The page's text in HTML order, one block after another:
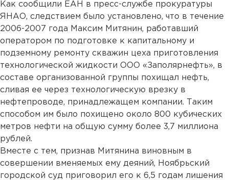
Как сообщили ЕАН в пресс-службе прокуратуры
ЯНАО, следствием было установлено, что в течение
2006-2007 года Максим Митянин, работавший
оператором по подготовке к капитальному и
подземному ремонту скважин цеха приготовления
технологической жидкости ООО «Заполярнефть», в
составе организованной группы похищал нефть,
сливая ее через технологическую врезку в
нефтепроводе, принадлежащем компании. Таким
способом им было похищено около 800 кубических
метров нефти на общую сумму более 3,7 миллиона
рублей.
Вместе с тем, признав Митянина виновным в
совершении вменяемых ему деяний, Ноябрьский
городской суд приговорил его к 6,5 годам лишения